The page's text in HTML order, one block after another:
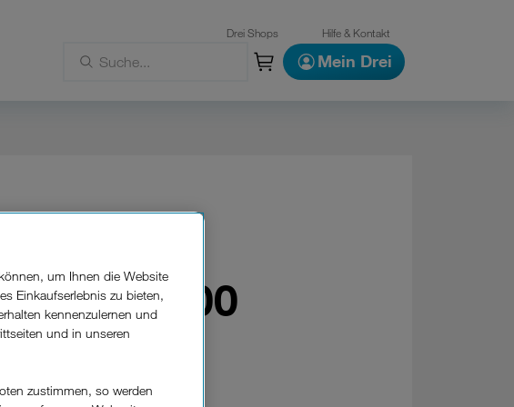
Drei Shops Hilfe & Kontakt
Mein Drei
und X200
um Ihnen die Website
Einkaufserlebnis zu bieten,
kennenzulernen und
und in unseren
zustimmen, so werden